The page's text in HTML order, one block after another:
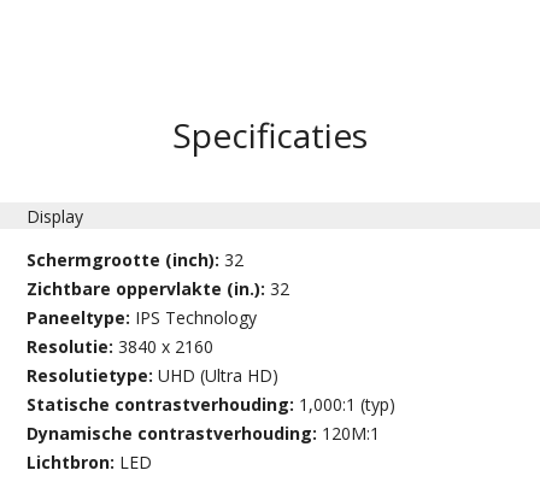
Specificaties
Display
Schermgrootte (inch):32
Zichtbare oppervlakte (in.):32
Paneeltype: IPS Technology
Resolutie:3840 x 2160
Resolutietype:UHD (Ultra HD)
Statische contrastverhouding: 1,000:1 (typ)
Dynamische contrastverhouding: 120M:1
Lichtbron: LED